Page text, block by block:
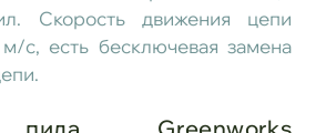
Скорость движения цепи
м/с, есть бесключевая замена